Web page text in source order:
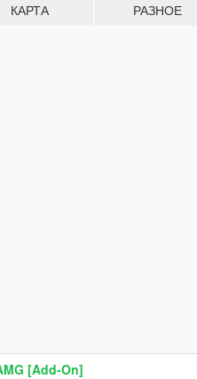
КАРТА РАЗНОЕ
[Add-On]